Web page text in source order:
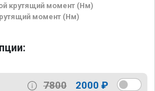
крутящий момент (Нм)
момент (Нм)
7800 2000 ₽